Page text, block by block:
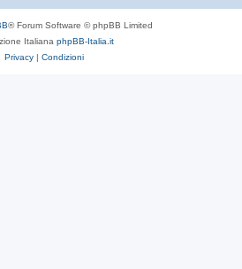
® Forum Software © phpBB Limited
Italiana phpBB-Italia.it
Privacy | Condizioni